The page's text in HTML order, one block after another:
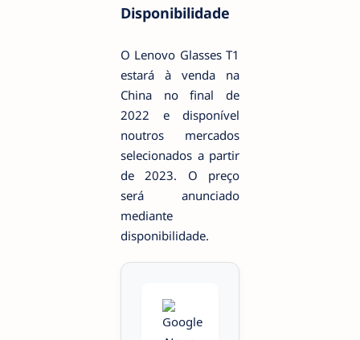
Disponibilidade
O Lenovo Glasses T1
estará à venda na
China no final de
2022 e disponível
noutros mercados
selecionados a partir
de 2023. O preço
será anunciado
mediante
disponibilidade.